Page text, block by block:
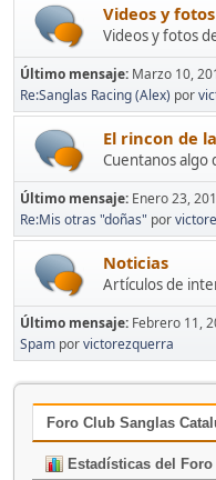
Videos y
Videos y fotos
Último mensaje: Marzo 10,
Re:Sanglas Racing (Alex) por
El rincon de
Cuentanos algo
Último mensaje: Enero 23,
Re:Mis otras "doñas" por
Noticias
Artículos de
Último mensaje: Febrero 11,
Spam porvictorezquerra
Foro Club Sanglas
Estadísticas del Foro